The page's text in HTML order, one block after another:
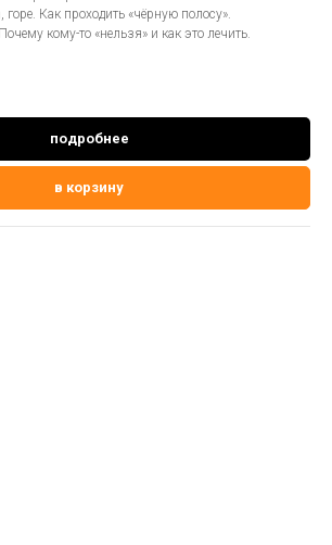
горе. Как проходить «чёрную полосу».
кому-то «нельзя» и как это лечить.
подробнее
в корзину